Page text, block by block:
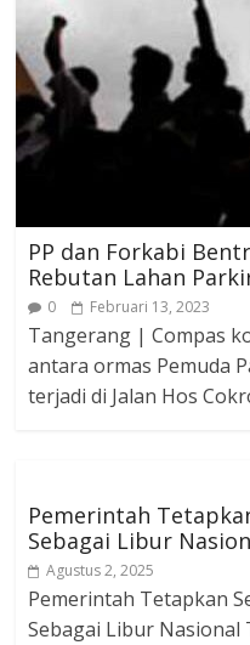
PP dan Forkabi
Rebutan Lahan
0 Februari 13, 2023
Tangerang | Compas
antara ormas Pemuda
terjadi di Jalan Hos
Pemerintah
Sebagai Libur
Agustus 2, 2025
Pemerintah Tetapkan
Sebagai Libur Nasional